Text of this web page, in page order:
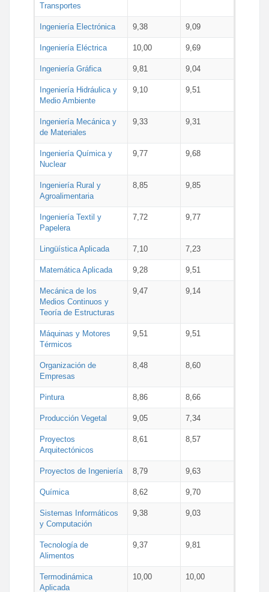
Transportes
Ingeniería Electrónica 9,38 9,09
Ingeniería Eléctrica 10,00 9,69
Ingeniería Gráfica 9,81 9,04
Ingeniería Hidráulica y
Medio Ambiente
9,10 9,51
Ingeniería Mecánica y
de Materiales
9,33 9,31
Ingeniería Química y
Nuclear
9,77 9,68
Ingeniería Rural y
Agroalimentaria
8,85 9,85
Ingeniería Textil y
Papelera
7,72 9,77
Lingüística Aplicada 7,10 7,23
Matemática Aplicada 9,28 9,51
Mecánica de los
Medios Continuos y
Teoría de Estructuras
9,47 9,14
Máquinas y Motores
Térmicos
9,51 9,51
Organización de
Empresas
8,48 8,60
Pintura 8,86 8,66
Producción Vegetal 9,05 7,34
Proyectos
Arquitectónicos
8,61 8,57
Proyectos de Ingeniería 8,79 9,63
Química 8,62 9,70
Sistemas Informáticos
y Computación
9,38 9,03
Tecnología de
Alimentos
9,37 9,81
Termodinámica
Aplicada
10,00 10,00